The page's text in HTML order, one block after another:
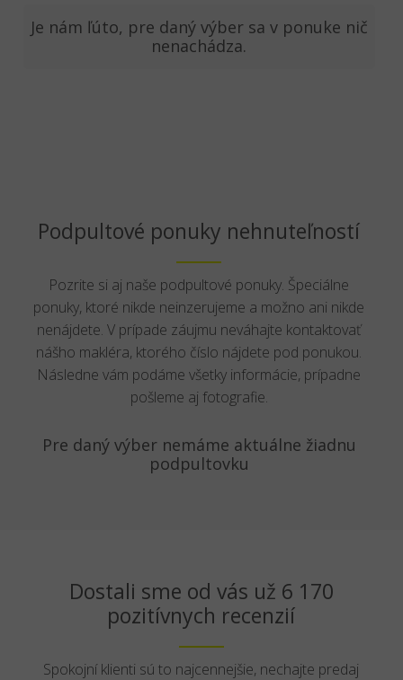
Je nám ľúto, pre daný výber sa v ponuke nič
nenachádza.
Podpultové ponuky nehnuteľností
Pozrite si aj naše podpultové ponuky. Špeciálne
ponuky, ktoré nikde neinzerujeme a možno ani nikde
nenájdete. V prípade záujmu neváhajte kontaktovať
nášho makléra, ktorého číslo nájdete pod ponukou.
Následne vám podáme všetky informácie, prípadne
pošleme aj fotografie.
Pre daný výber nemáme aktuálne žiadnu
podpultovku
Dostali sme od vás už 6 170
pozitívnych recenzií
Spokojní klienti sú to najcennejšie, nechajte predaj